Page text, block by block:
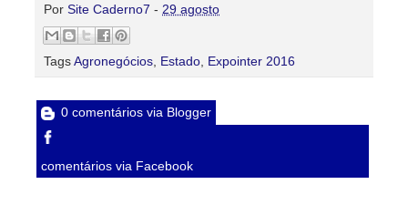
Por Site Caderno7 - 29 agosto
TagsAgronegócios Estado Expointer 2016
0 comentários via Blogger
comentários via Facebook